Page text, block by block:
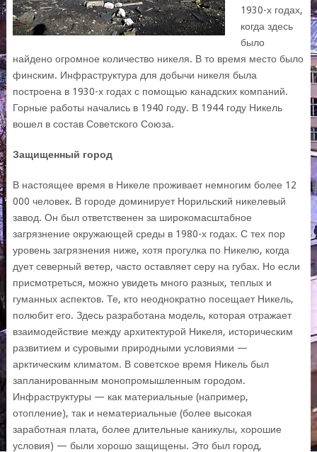
1930-х годах,
когда здесь
было
найдено огромное количество никеля. В то время место было
финским. Инфраструктура для добычи никеля была
построена в 1930-х годах с помощью канадских компаний.
Горные работы начались в 1940 году. В 1944 году Никель
вошел в состав Советского Союза.
Защищенный город
В настоящее время в Никеле проживает немногим более 12
000 человек. В городе доминирует Норильский никелевый
завод. Он был ответственен за широкомасштабное
загрязнение окружающей среды в 1980-х годах. С тех пор
уровень загрязнения ниже, хотя прогулка по Никелю, когда
дует северный ветер, часто оставляет серу на губах. Но если
присмотреться, можно увидеть много разных, теплых и
гуманных аспектов. Те, кто неоднократно посещает Никель,
полюбит его. Здесь разработана модель, которая отражает
взаимодействие между архитектурой Никеля, историческим
развитием и суровыми природными условиями —
арктическим климатом. В советское время Никель был
запланированным монопромышленным городом.
Инфраструктуры — как материальные (например,
отопление), так и нематериальные (более высокая
заработная плата, более длительные каникулы, хорошие
условия) — были хорошо защищены. Это был город,